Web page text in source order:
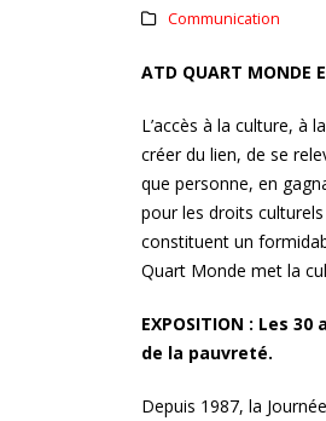
Communication
ATD QUART MONDE
L’accès à la culture, à
créer du lien, de se
que personne, en
pour les droits
constituent un
Quart Monde met la
EXPOSITION : Les
de la pauvreté.
Depuis 1987, la